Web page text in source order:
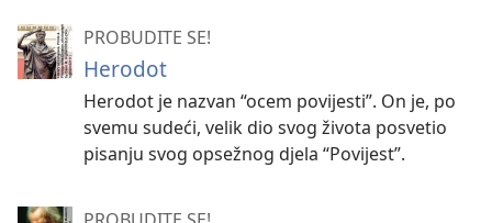
PROBUDITE SE!
Herodot
Herodot je nazvan “ocem povijesti”. On je, po
svemu sudeći, velik dio svog života posvetio
pisanju svog opsežnog djela “Povijest”.